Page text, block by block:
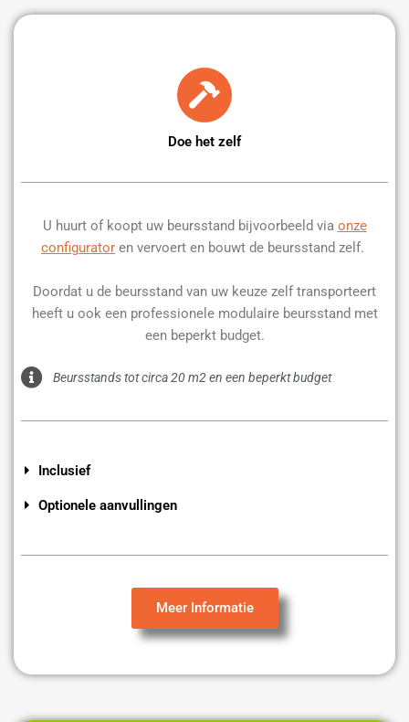
Doe het zelf
U huurt of koopt uw beursstand bijvoorbeeld via onze
configurator en vervoert en bouwt de beursstand zelf.
Doordat u de beursstand van uw keuze zelf transporteert
heeft u ook een professionele modulaire beursstand met
een beperkt budget.
Beursstands tot circa 20 m2 en een beperkt budget
Inclusief
Optionele aanvullingen
Meer Informatie